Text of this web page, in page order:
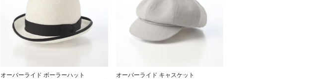
オーバーライド ボーラーハット オーバーライド キャスケット